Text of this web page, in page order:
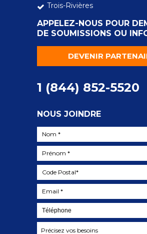
Trois-Rivières
APPELEZ-NOUS POUR
DE SOUMISSIONS OU
DEVENIR
1 (844) 852-5520
NOUS JOINDRE